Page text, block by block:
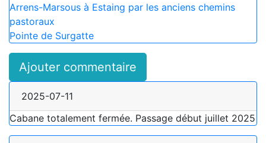
Arrens-Marsous à Estaing par les anciens chemins
pastoraux
Pointe de Surgatte
Ajouter commentaire
2025-07-11
Cabane totalement fermée. Passage début juillet 2025